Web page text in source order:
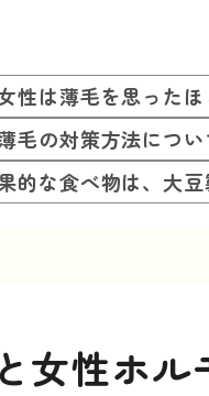
性は薄毛を思った
毛の対策方法につい
的な食べ物は、大豆
女性ホ